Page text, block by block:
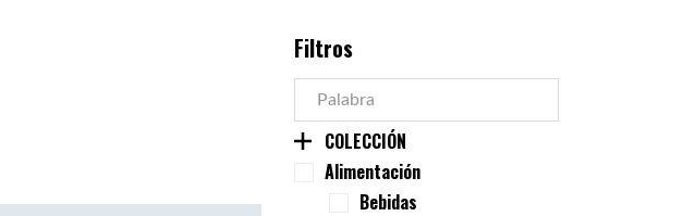
Filtros
COLECCIÓN
Alimentación
Bebidas